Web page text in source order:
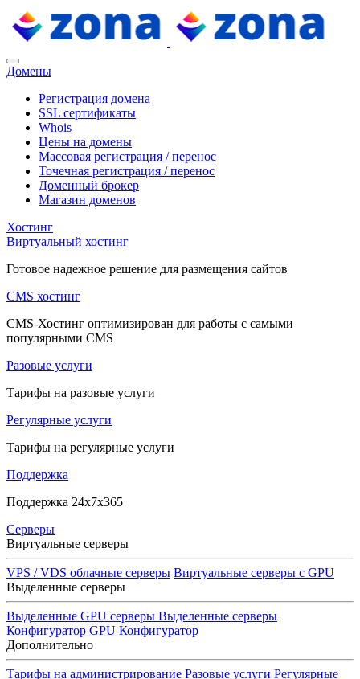
Домены
Регистрация домена
SSL сертификаты
Whois
Цены на домены
Массовая регистрация / перенос
Точечная регистрация / перенос
Доменный брокер
Магазин доменов
Хостинг
Виртуальный хостинг
Готовое надежное решение для размещения сайтов
CMS хостинг
CMS-Хостинг оптимизирован для работы с самыми
популярными CMS
Разовые услуги
Тарифы на разовые услуги
Регулярные услуги
Тарифы на регулярные услуги
Поддержка
Поддержка 24x7x365
Серверы
Виртуальные серверы
VPS / VDS облачные серверы Виртуальные серверы с GPU
Выделенные серверы
Выделенные GPU серверы Выделенные серверы
Конфигуратор GPU Конфигуратор
Дополнительно
Тарифы на администрирование Разовые услуги Регулярные